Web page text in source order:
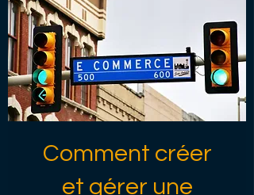
Comment créer
et gérer une